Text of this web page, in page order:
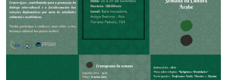
Ministério da Ciência, Tecnologia, Inovações e Comunicações
Ministério do Meio Ambiente